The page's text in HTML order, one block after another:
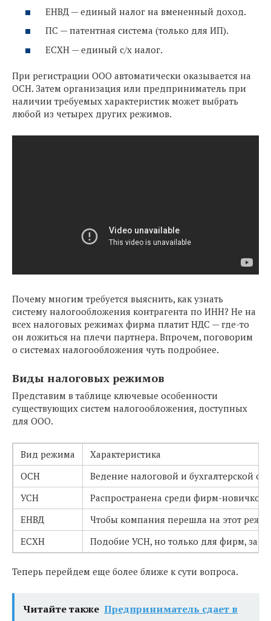
ЕНВД — единый налог на вмененный доход.
ПС — патентная система (только для ИП).
ЕСХН — единый с/х налог.
При регистрации ООО автоматически оказывается на
ОСН. Затем организация или предприниматель при
наличии требуемых характеристик может выбрать
любой из четырех других режимов.
Почему многим требуется выяснить, как узнать
систему налогообложения контрагента по ИНН? Не на
всех налоговых режимах фирма платит НДС — где-то
он ложиться на плечи партнера. Впрочем, поговорим
о системах налогообложения чуть подробнее.
Виды налоговых режимов
Представим в таблице ключевые особенности
существующих систем налогообложения, доступных
для ООО.
Вид режима
Характеристика
ОСН
Ведение налоговой и бухгалтерской
УСН
Распространена среди фирм-новичков.
ЕНВД
Чтобы компания перешла на этот
ЕСХН
Подобие УСН, но только для фирм,
Теперь перейдем еще более ближе к сути вопроса.
Читайте также Предприниматель сдает в